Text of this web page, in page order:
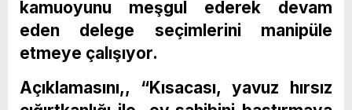
kamuoyunu meşgul ederek devam
eden delege seçimlerini manipüle
etmeye çalışıyor.
Açıklamasını,, “Kısacası, yavuz hırsız